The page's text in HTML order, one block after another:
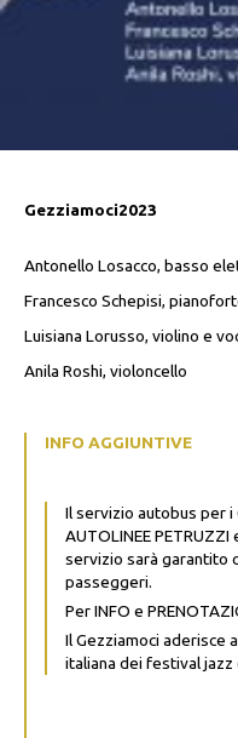
Gezziamoci2023
Antonello Losacco, basso
Francesco Schepisi,
Luisiana Lorusso, violino e
Anila Roshi, violoncello
INFO AGGIUNTIVE
Il servizio autobus per i
AUTOLINEE
servizio sarà garantito
passeggeri.
Per INFO e
Il Gezziamoci aderisce
italiana dei festival